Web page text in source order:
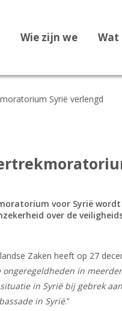
Wie zijn we Wat
Syrië verlengd
voor Syrië
over de
Zaken heeft op 27
ongeregeldheden in
in Syrië bij gebrek
in Syrië.”